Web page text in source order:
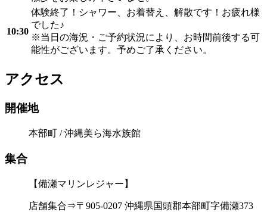
10:30
体験終了！シャワー、お着替え、解散です！お疲れ様
でした♪
※当日の海況・ご予約状況により、お時間前後する可
能性がございます。予めご了承ください。
アクセス
開催地
本部町 / 沖縄美ら海水族館
集合
【備瀬マリンレジャー】
店舗集合⇒〒905-0207 沖縄県国頭郡本部町字備瀬373